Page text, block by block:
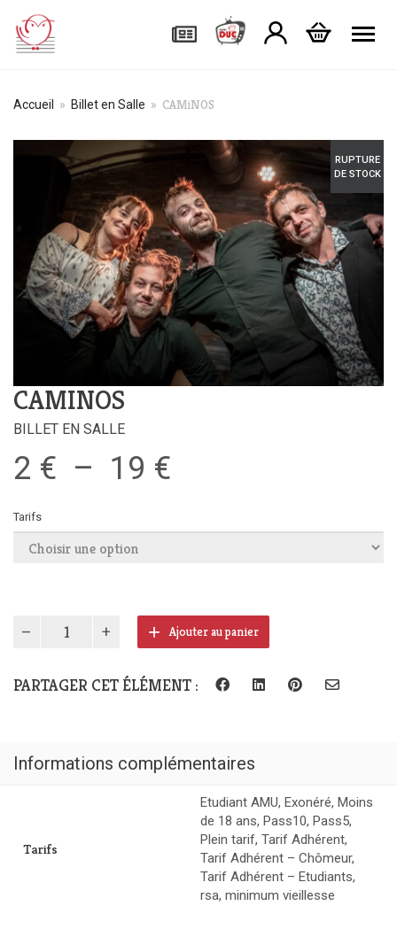
Accueil » Billet en Salle » CAMiNOS
RUPTURE
DE STOCK
CAMINOS
BILLET EN SALLE
2 € – 19 €
prix :
19 €
Tarifs
Ajouter au panier
PARTAGER CET ÉLÉMENT :
Informations complémentaires
Tarifs
Etudiant AMU, Exonéré, Moins
de 18 ans, Pass10, Pass5,
Plein tarif, Tarif Adhérent,
Tarif Adhérent – Chômeur,
Tarif Adhérent – Etudiants,
rsa, minimum vieillesse